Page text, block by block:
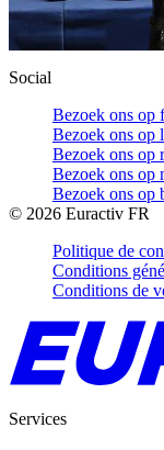
Social
Bezoek ons op
Bezoek ons op
Bezoek ons op
Bezoek ons op
Bezoek ons op
© 2026 Euractiv FR
Politique de
Conditions
Conditions de
Services